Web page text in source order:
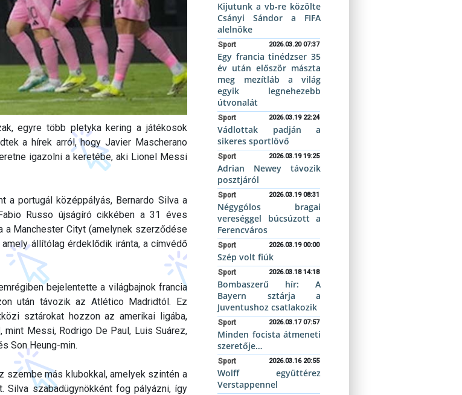
egyre több pletyka kering a játékosok
a hírek arról, hogy Javier Mascherano
igazolni a keretébe, aki Lionel Messi
portugál középpályás, Bernardo Silva a
Russo újságíró cikkében a 31 éves
a Manchester Cityt (amelynek szerződése
állítólag érdeklődik iránta, a címvédő
bejelentette a világbajnok francia
után távozik az Atlético Madridtól. Ez
sztárokat hozzon az amerikai ligába,
Messi, Rodrigo De Paul, Luis Suárez,
Son Heung-min.
szembe más klubokkal, amelyek szintén a
Silva szabadügynökként fog pályázni, így
Kijutunk a vb-re közölte
Csányi Sándor a FIFA
alelnöke
Sport 2026.03.20 07:37
Egy francia tinédzser 35
év után először mászta
meg mezítláb a világ
egyik legnehezebb
útvonalát
Sport 2026.03.19 22:24
Vádlottak padján a
sikeres sportlövő
Sport 2026.03.19 19:25
Adrian Newey távozik
posztjáról
Sport 2026.03.19 08:31
Négygólos bragai
vereséggel búcsúzott a
Ferencváros
Sport 2026.03.19 00:00
Szép volt fiúk
Sport 2026.03.18 14:18
Bombaszerű hír: A
Bayern sztárja a
Juventushoz csatlakozik
Sport 2026.03.17 07:57
Minden focista átmeneti
szeretője…
Sport 2026.03.16 20:55
Wolff együttérez
Verstappennel